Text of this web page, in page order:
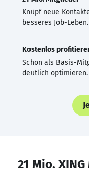
Knüpf neue
besseres Job-Leben.
Kostenlos
Schon als Basis-
deutlich optimieren.
21 Mio.